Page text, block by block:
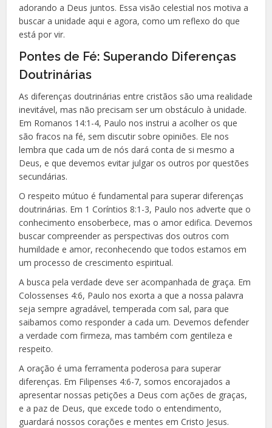
adorando a Deus juntos. Essa visão celestial nos motiva a
buscar a unidade aqui e agora, como um reflexo do que
está por vir.
Pontes de Fé: Superando Diferenças
Doutrinárias
As diferenças doutrinárias entre cristãos são uma realidade
inevitável, mas não precisam ser um obstáculo à unidade.
Em Romanos 14:1-4, Paulo nos instrui a acolher os que
são fracos na fé, sem discutir sobre opiniões. Ele nos
lembra que cada um de nós dará conta de si mesmo a
Deus, e que devemos evitar julgar os outros por questões
secundárias.
O respeito mútuo é fundamental para superar diferenças
doutrinárias. Em 1 Coríntios 8:1-3, Paulo nos adverte que o
conhecimento ensoberbece, mas o amor edifica. Devemos
buscar compreender as perspectivas dos outros com
humildade e amor, reconhecendo que todos estamos em
um processo de crescimento espiritual.
A busca pela verdade deve ser acompanhada de graça. Em
Colossenses 4:6, Paulo nos exorta a que a nossa palavra
seja sempre agradável, temperada com sal, para que
saibamos como responder a cada um. Devemos defender
a verdade com firmeza, mas também com gentileza e
respeito.
A oração é uma ferramenta poderosa para superar
diferenças. Em Filipenses 4:6-7, somos encorajados a
apresentar nossas petições a Deus com ações de graças,
e a paz de Deus, que excede todo o entendimento,
guardará nossos corações e mentes em Cristo Jesus.